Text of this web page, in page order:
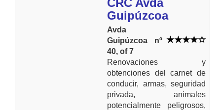
Guipúzcoa
Avda
Guipúzcoa nº
40, of 7
Renovaciones y
obtenciones del carnet de
conducir, armas, seguridad
privada, animales
potencialmente peligrosos,